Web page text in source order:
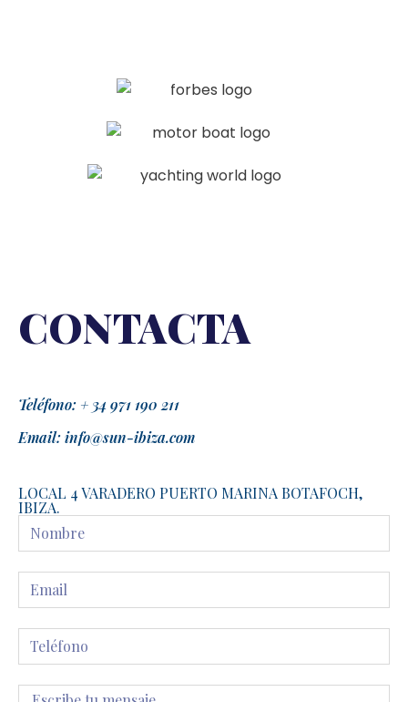
CONTACTA
Teléfono: + 34 971 190 211
Email: info@sun-ibiza.com
LOCAL 4 VARADERO PUERTO MARINA BOTAFOCH,
IBIZA.